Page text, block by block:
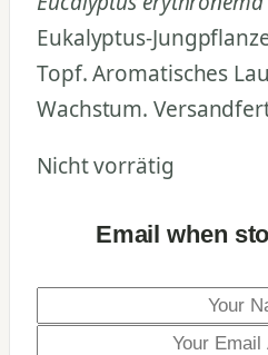
Eukalyptus-
Topf. Aromatisches
Wachstum.
Nicht vorrätig
Email when